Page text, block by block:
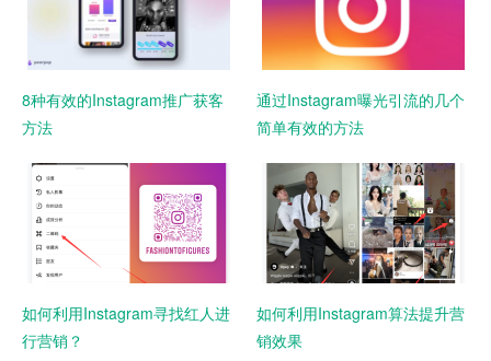
8种有效的Instagram推广获客
方法
通过Instagram曝光引流的几个
简单有效的方法
如何利用Instagram寻找红人进
行营销？
如何利用Instagram算法提升营
销效果